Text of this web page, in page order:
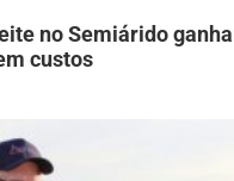
no Semiárido
custos